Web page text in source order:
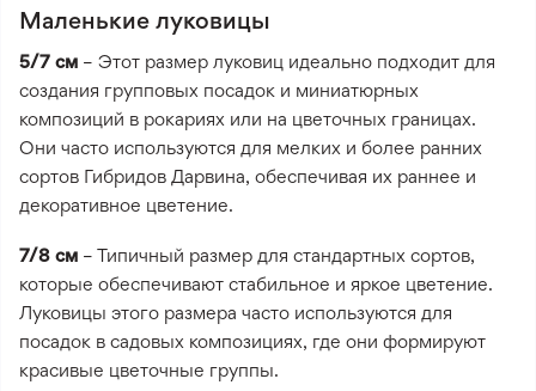
Маленькие луковицы
5/7 см – Этот размер луковиц идеально подходит для
создания групповых посадок и миниатюрных
композиций в рокариях или на цветочных границах.
Они часто используются для мелких и более ранних
сортов Гибридов Дарвина, обеспечивая их раннее и
декоративное цветение.
7/8 см – Типичный размер для стандартных сортов,
которые обеспечивают стабильное и яркое цветение.
Луковицы этого размера часто используются для
посадок в садовых композициях, где они формируют
красивые цветочные группы.